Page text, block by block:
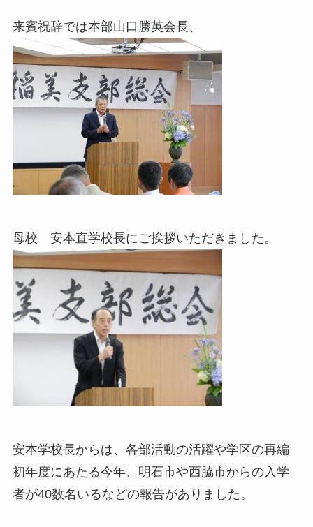
来賓祝辞では本部山口勝英会長、
母校 安本直学校長にご挨拶いただきました。
安本学校長からは、各部活動の活躍や学区の再編
初年度にあたる今年、明石市や西脇市からの入学
者が40数名いるなどの報告がありました。